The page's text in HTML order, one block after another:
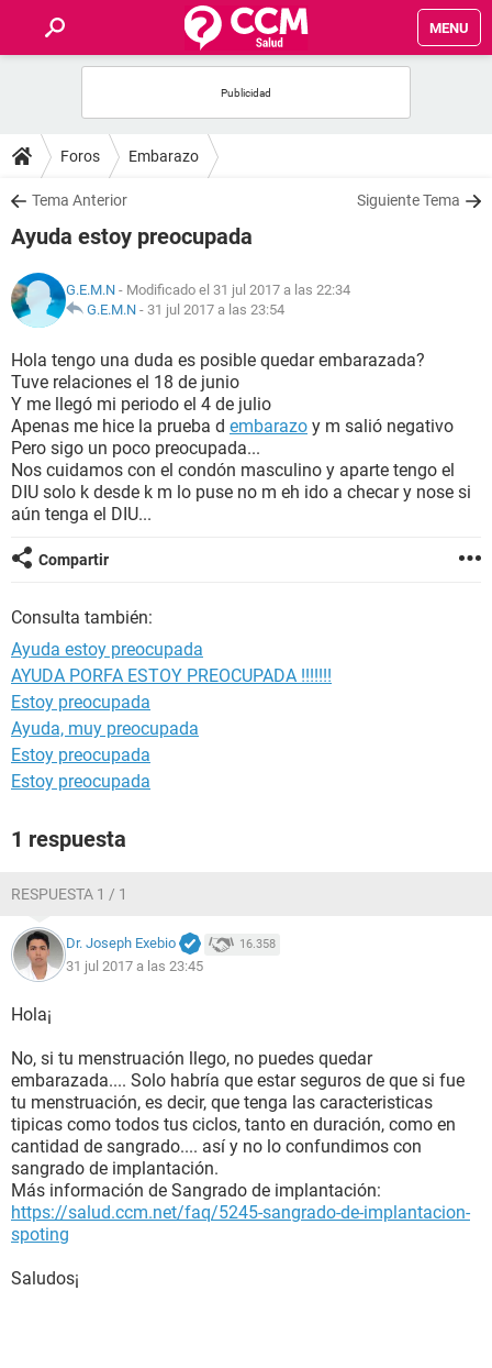
MENU
FOROS
SALUD
FAMILIA
NUTRICIÓN
BIENESTAR
SEXUALIDAD
GLOSARIO
Foros Embarazo
Tema Anterior Siguiente Tema
Ayuda estoy preocupada
G.E.M.N - Modificado el 31 jul 2017 a las 22:34
G.E.M.N - 31 jul 2017 a las 23:54
Hola tengo una duda es posible quedar embarazada?
Tuve relaciones el 18 de junio
Y me llegó mi periodo el 4 de julio
Apenas me hice la prueba d embarazo y m salió negativo
Pero sigo un poco preocupada...
Nos cuidamos con el condón masculino y aparte tengo el
DIU solo k desde k m lo puse no m eh ido a checar y nose si
aún tenga el DIU...
Compartir
Consulta también:
Ayuda estoy preocupada
AYUDA PORFA ESTOY PREOCUPADA !!!!!!!
Estoy preocupada
Ayuda, muy preocupada
Estoy preocupada
Estoy preocupada
1 respuesta
RESPUESTA 1 / 1
Dr. Joseph Exebio 16.358
31 jul 2017 a las 23:45
Hola¡
No, si tu menstruación llego, no puedes quedar
embarazada.... Solo habría que estar seguros de que si fue
tu menstruación, es decir, que tenga las caracteristicas
tipicas como todos tus ciclos, tanto en duración, como en
cantidad de sangrado.... así y no lo confundimos con
sangrado de implantación.
Más información de Sangrado de implantación:
https://salud.ccm.net/faq/5245-sangrado-de-implantacion-
spoting
Saludos¡